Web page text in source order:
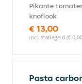
Pikante
knoflook
€ 13,00
incl. statiegeld (€
Pasta